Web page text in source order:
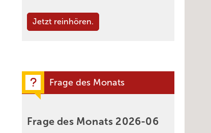
Jetzt reinhören.
Frage des Monats
Frage des Monats 2026-06